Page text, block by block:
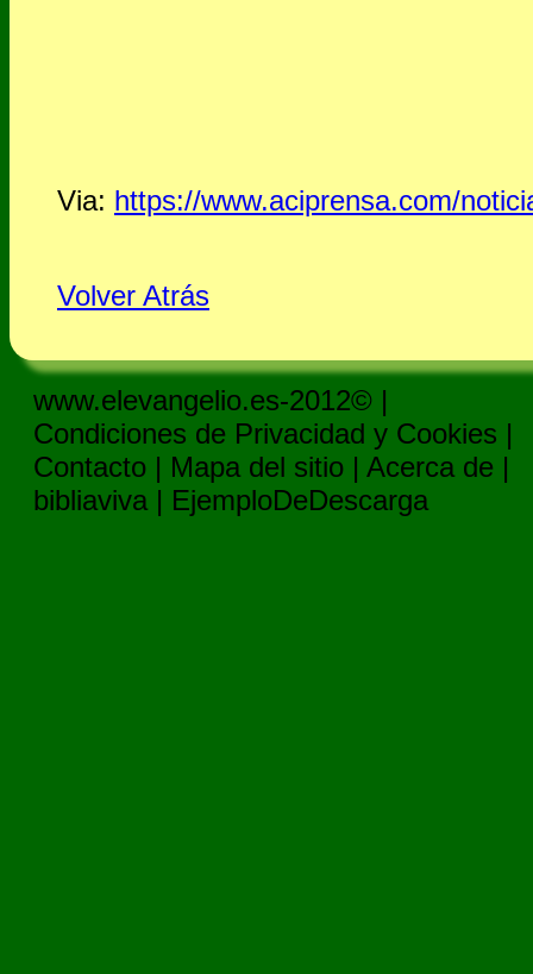
Via: https://www.aciprensa.com/
Volver Atrás
www.elevangelio.es-2012© |
Condiciones de Privacidad y Cookies |
Contacto | Mapa del sitio | Acerca de |
bibliaviva | EjemploDeDescarga